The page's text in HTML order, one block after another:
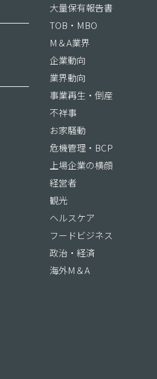
大量保有報告書
TOB・MBO
M＆A業界
企業動向
業界動向
事業再生・倒産
不祥事
お家騒動
危機管理・BCP
上場企業の横顔
経営者
観光
ヘルスケア
フードビジネス
政治・経済
海外M＆A